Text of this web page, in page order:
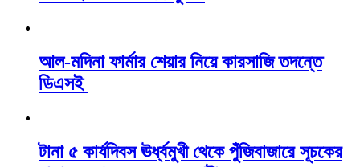
আল-মদিনা ফার্মার শেয়ার নিয়ে কারসাজি তদন্তে
ডিএসই
টানা ৫ কার্যদিবস ঊর্ধ্বমুখী থেকে পুঁজিবাজারে সূচকের